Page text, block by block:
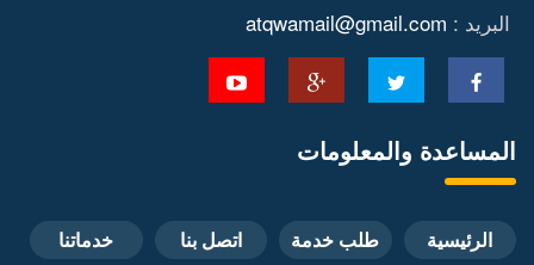
البريد : atqwamail@gmail.com
المساعدة والمعلومات
الرئيسية طلب خدمة اتصل بنا خدماتنا